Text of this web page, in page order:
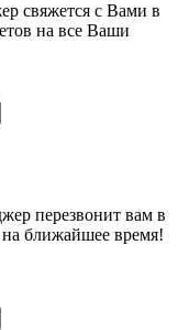
свяжется с Вами в
на все Ваши
перезвонит вам в
ближайшее время!